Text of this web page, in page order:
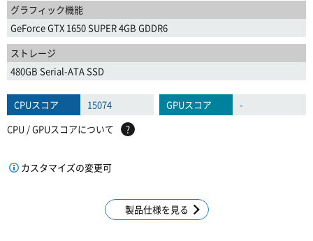
グラフィック機能
GeForce GTX 1650 SUPER 4GB GDDR6
ストレージ
480GB Serial-ATA SSD
CPUスコア 15074 GPUスコア
-
CPU / GPUスコアについて
?
カスタマイズの変更可
製品仕様を見る